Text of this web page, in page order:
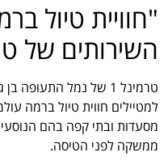
"חוויית טיול
השירותים של
טרמינל 1 של נמל
למטיילים חווית טיול ברמה
מסעדות ובתי קפה בהם
ממשקה לפני הטיסה.